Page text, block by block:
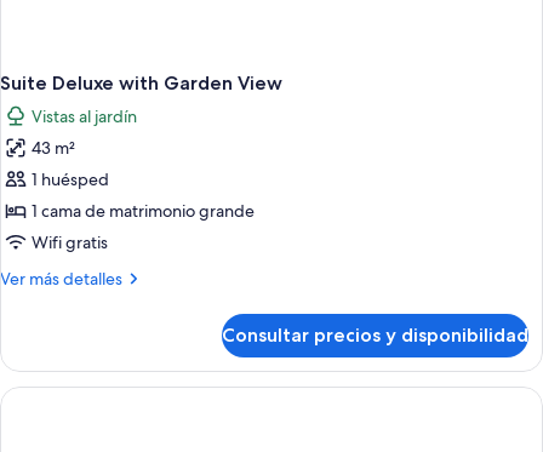
Suite Deluxe with Garden View
Vistas al jardín
43 m²
1 huésped
1 cama de matrimonio grande
Wifi gratis
Ver más detalles
Más
Deluxe
with
Garden
Consultar precios y disponibilidad